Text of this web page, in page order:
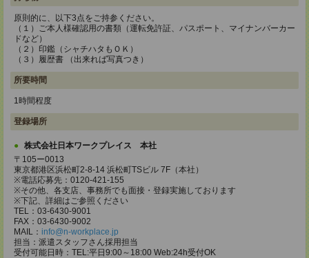
原則的に、以下3点をご持参ください。
（１）ご本人様確認用の書類（運転免許証、パスポート、マイナンバーカー
ドなど）
（２）印鑑（シャチハタもＯＫ）
（３）履歴書 （出来れば写真つき）
所要時間
1時間程度
登録場所
株式会社日本ワークプレイス 本社
〒105ー0013
東京都港区浜松町2-8-14 浜松町TSビル 7F（本社）
※電話応募先：0120-421-155
※その他、各支店、事務所でも面接・登録実施しております
※下記、詳細はご参照ください
TEL：03-6430-9001
FAX：03-6430-9002
MAIL： info@n-workplace.jp
担当：派遣スタッフさん採用担当
受付可能日時：TEL:平日9:00～18:00 Web:24h受付OK